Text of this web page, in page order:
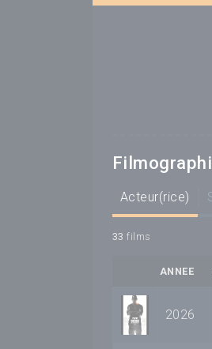
Acteur(rice)
33 films
ANNEE
2026